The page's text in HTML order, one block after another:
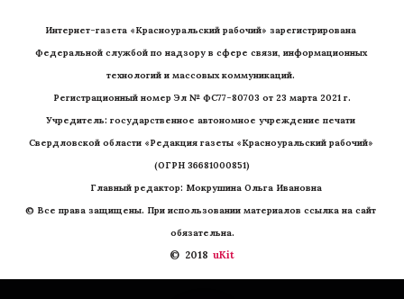
Интернет-газета «Красноуральский рабочий» зарегистрирована
Федеральной службой по надзору в сфере связи, информационных
технологий и массовых коммуникаций.
Регистрационный номер Эл № ФС77-80703 от 23 марта 2021 г.
Учредитель: государственное автономное учреждение печати
Свердловской области «Редакция газеты «Красноуральский рабочий»
(ОГРН 36681000851)
   Главный редактор: Мокрушина Ольга Ивановна
© Все права защищены. При использовании материалов ссылка на сайт
обязательна.
©  2018 uKit